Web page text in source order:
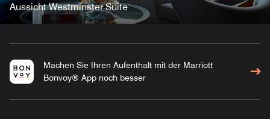
Aussicht Westminster Suite
Machen Sie Ihren Aufenthalt mit der Marriott
Bonvoy® App noch besser